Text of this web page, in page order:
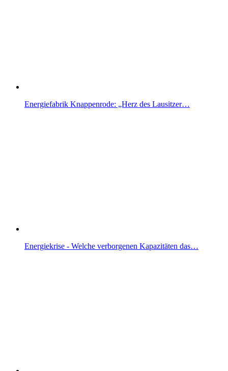
Energiefabrik Knappenrode: „Herz des Lausitzer…
Energiekrise - Welche verborgenen Kapazitäten das…